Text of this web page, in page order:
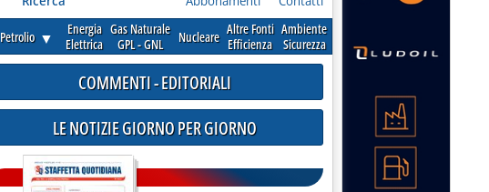
Petrolio ▼
Energia
Elettrica
Gas Naturale
GPL - GNL
Nucleare Altre Fonti
Efficienza
Ambiente
Sicurezza
COMMENTI - EDITORIALI
LE NOTIZIE GIORNO PER GIORNO